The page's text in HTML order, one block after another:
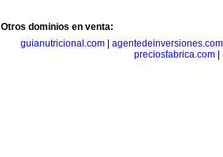
Otros dominios en venta:
guianutricional.com
agentedeinversiones.com
preciosfabrica.com|